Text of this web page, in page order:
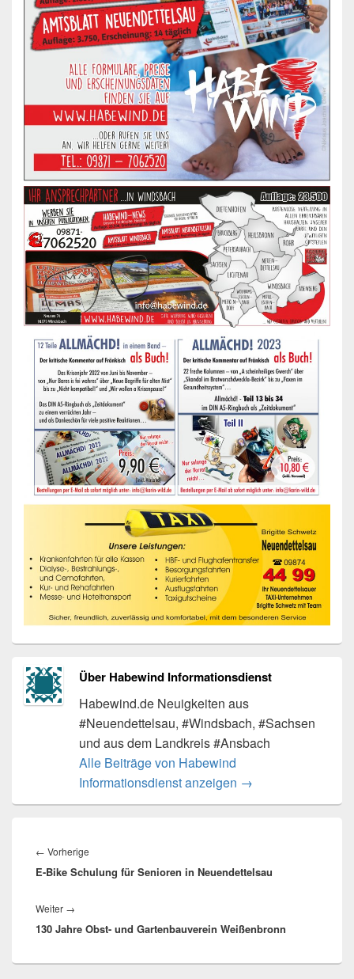
Über Habewind Informationsdienst
Habewind.de Neuigkeiten aus
#Neuendettelsau, #Windsbach, #Sachsen
und aus dem Landkreis #Ansbach
Alle Beiträge von Habewind
Informationsdienst anzeigen →
← Vorherige
Beitrag:
E-Bike Schulung für Senioren in Neuendettelsau
Weiter →
Beitrag:
130 Jahre Obst- und Gartenbauverein Weißenbronn